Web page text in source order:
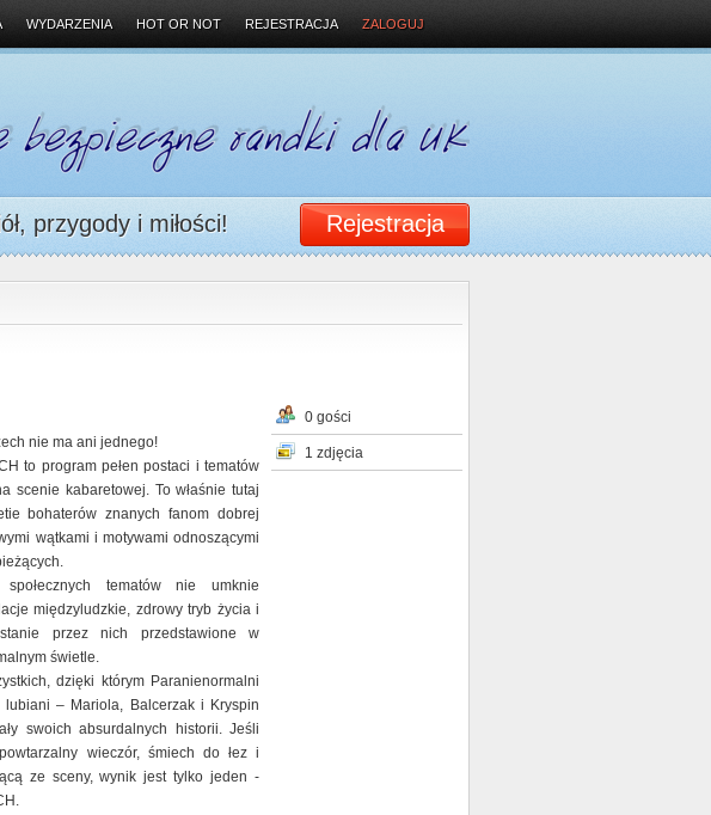
WYDARZENIA HOT OR NOT REJESTRACJA ZALOGUJ
przygody i miłości! Rejestracja
nie ma ani jednego!
to program pełen postaci i tematów
scenie kabaretowej. To właśnie tutaj
bohaterów znanych fanom dobrej
wątkami i motywami odnoszącymi
tematów nie umknie
międzyludzkie, zdrowy tryb życia i
przez nich przedstawione w
świetle.
dzięki którym Paranienormalni
– Mariola, Balcerzak i Kryspin
swoich absurdalnych historii. Jeśli
wieczór, śmiech do łez i
ze sceny, wynik jest tylko jeden -
0 gości
1 zdjęcia